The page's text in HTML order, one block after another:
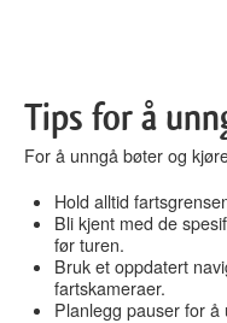
Tips for å
For å unngå bøter og
Hold alltid
Bli kjent med de
før turen.
Bruk et oppdatert
fartskameraer.
Planlegg pauser for